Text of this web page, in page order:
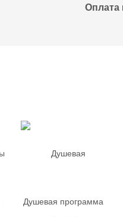
Оплата
Душевая программа